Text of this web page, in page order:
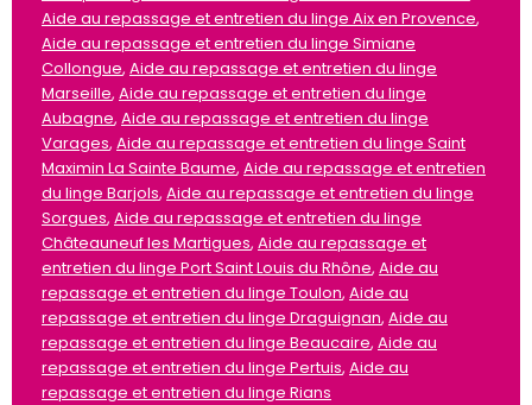
Aide au repassage et entretien du linge Aix en Provence,
Aide au repassage et entretien du linge Simiane
Collongue, Aide au repassage et entretien du linge
Marseille, Aide au repassage et entretien du linge
Aubagne, Aide au repassage et entretien du linge
Varages, Aide au repassage et entretien du linge Saint
Maximin La Sainte Baume, Aide au repassage et entretien
du linge Barjols, Aide au repassage et entretien du linge
Sorgues, Aide au repassage et entretien du linge
Châteauneuf les Martigues, Aide au repassage et
entretien du linge Port Saint Louis du Rhône, Aide au
repassage et entretien du linge Toulon, Aide au
repassage et entretien du linge Draguignan, Aide au
repassage et entretien du linge Beaucaire, Aide au
repassage et entretien du linge Pertuis, Aide au
repassage et entretien du linge Rians